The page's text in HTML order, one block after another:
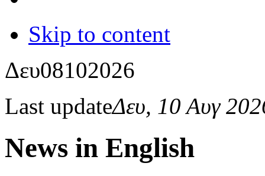
Skip to content
Δευ08102026
Last updateΔευ, 10 Αυγ
News in English